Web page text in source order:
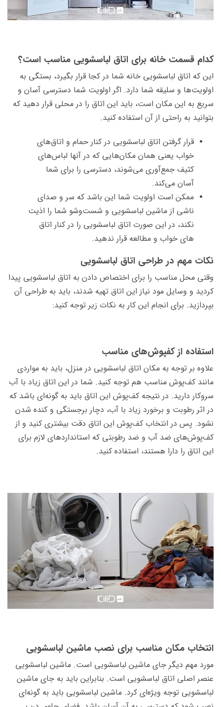
کدام قسمت خانه برای اتاق لباسشویی مناسب است؟
این که اتاق لباسشویی خانه شما در کجا قرار بگیرد، بستگی به
اولویت‌ها و سلیقه شما دارد. اگر اولویت شما دسترسی آسان و
سریع به این مکان است، باید این اتاق را در محلی قرار دهید که
بتوانید به راحتی از آن استفاده کنید.
قرار گرفتن اتاق لباسشویی در کنار حمام و اتاق­‌های
خواب یعنی همان مکان‌­هایی که در آن­ها لباس‌­های
کثیف جمع‌­آوری می­‌شوند، دسترسی را برای شما
آسان می­‌کند.
ممکن است اولویت شما این باشد که سر و صدای
ناشی از ماشین لباسشویی و شست‌وشو شما را اذیت
نکند، در این صورت اتاق لباسشویی را در کنار اتاق­‌
های خواب و مطالعه قرار ندهید.
نکات مهم در طراحی اتاق لباسشویی
وقتی محل مناسب را برای اختصاص دادن به اتاق لباسشویی پیدا
کردید و وسایل مود نیاز این اتاق تهیه شدند، باید به طراحی آن
بپردازید. برای انجام این کار به نکات زیر توجه کنید:
استفاده از کف­پوش­‌های مناسب
علاوه بر توجه به مکان اتاق لباسشویی در منزل، باید به مواردی
مانند کف‌پوش مناسب هم توجه کنید. شما در این اتاق زیاد با آب
سروکار دارید. در نتیجه کف‌پوش این اتاق باید به گونه‌­ای باشد که
در اثر رطوبت و برخورد زیاد با آب، دچار برجستگی و کنده شدن
نشود. پس در انتخاب کف‌پوش این اتاق دقت بیشتری کنید و از
کف‌پوش‌های ضد آب و ضد رطوبتی که استانداردهای لازم برای
این اتاق را دارا هستند، استفاده کنید.
انتخاب مکان مناسب برای نصب ماشین لباسشویی
مورد مهم دیگر جای ماشین لباسشویی است. ماشین لباسشویی
عنصر اصلی اتاق لباسشویی است. بنابراین باید به جای ماشین
لباسشویی توجه ویژه‌­ای کرد. ماشین لباسشویی باید به گونه‌­ای